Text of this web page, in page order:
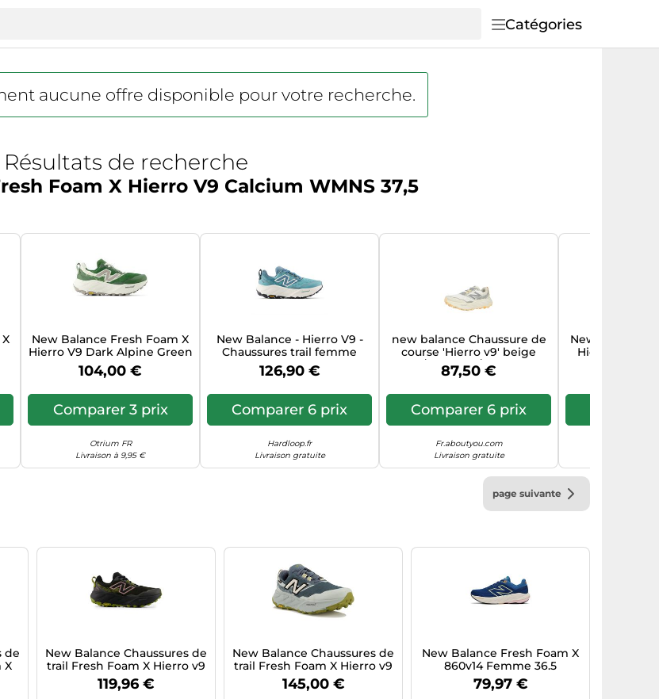
Catégories
aucune offre disponible pour votre recherche.
Résultats de recherche
Foam X Hierro V9 Calcium WMNS 37,5
New Balance Fresh Foam X
Hierro V9 Dark Alpine Green
Taille: 37 | Chaussures de
running Outlet | Femme |
104,00 €
Comparer 3 prix
Otrium FR
Livraison à 9,95 €
New Balance - Hierro V9 -
Chaussures trail femme
Faded Teal - 40
126,90 €
Comparer 6 prix
Hardloop.fr
Livraison gratuite
new balance Chaussure de
course 'Hierro v9' beige
foncé / lavande / blanc, Taille
38
87,50 €
Comparer 6 prix
Fr.aboutyou.com
Livraison gratuite
New Balance
Hierro
page suivante
de
X
New Balance Chaussures de
trail Fresh Foam X Hierro v9
Femme Taille 40
119,96 €
New Balance Chaussures de
trail Fresh Foam X Hierro v9
GTX olive/pétrole/noir/blanc
Taille 37,5
145,00 €
New Balance Fresh Foam X
860v14 Femme 36.5
79,97 €